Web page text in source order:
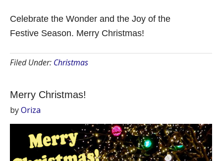
Celebrate the Wonder and the Joy of the
Festive Season. Merry Christmas!
Filed Under: Christmas
Merry Christmas!
byOriza